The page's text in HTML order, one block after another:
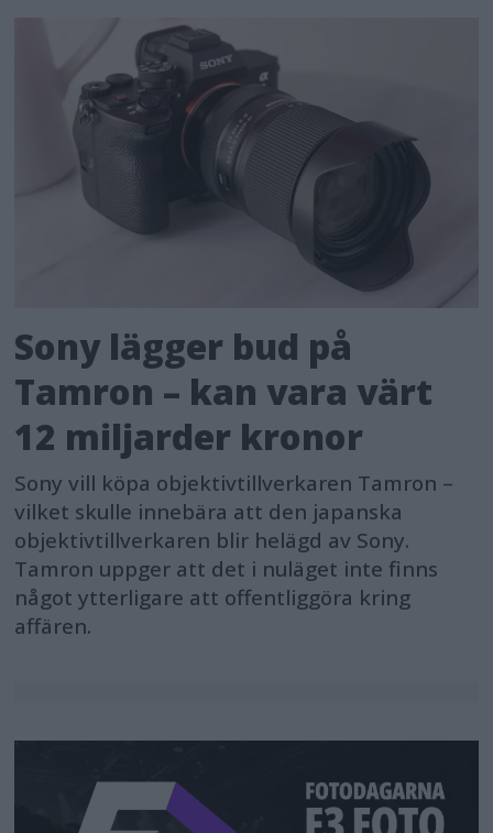
Sony lägger bud på
Tamron – kan vara värt
12 miljarder kronor
Sony vill köpa objektivtillverkaren Tamron –
vilket skulle innebära att den japanska
objektivtillverkaren blir helägd av Sony.
Tamron uppger att det i nuläget inte finns
något ytterligare att offentliggöra kring
affären.